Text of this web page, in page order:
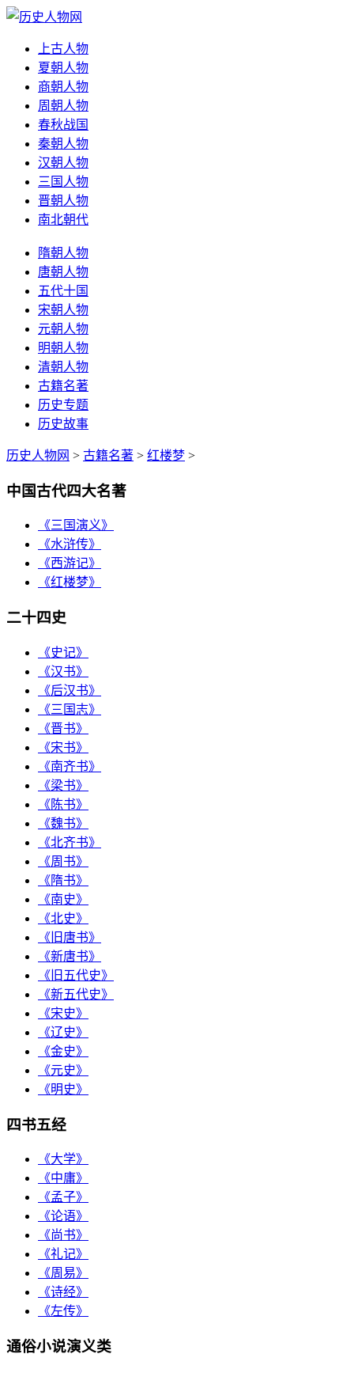
上古人物
夏朝人物
商朝人物
周朝人物
春秋战国
秦朝人物
汉朝人物
三国人物
晋朝人物
南北朝代
隋朝人物
唐朝人物
五代十国
宋朝人物
元朝人物
明朝人物
清朝人物
古籍名著
历史专题
历史故事
历史人物网 > 古籍名著 > 红楼梦 >
中国古代四大名著
《三国演义》
《水浒传》
《西游记》
《红楼梦》
二十四史
《史记》
《汉书》
《后汉书》
《三国志》
《晋书》
《宋书》
《南齐书》
《梁书》
《陈书》
《魏书》
《北齐书》
《周书》
《隋书》
《南史》
《北史》
《旧唐书》
《新唐书》
《旧五代史》
《新五代史》
《宋史》
《辽史》
《金史》
《元史》
《明史》
四书五经
《大学》
《中庸》
《孟子》
《论语》
《尚书》
《礼记》
《周易》
《诗经》
《左传》
通俗小说演义类